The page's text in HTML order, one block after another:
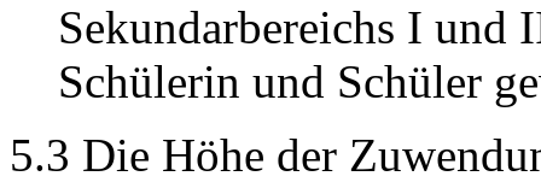
Sekundarbereichs I und
Schülerin und Schüler
5.3 Die Höhe der